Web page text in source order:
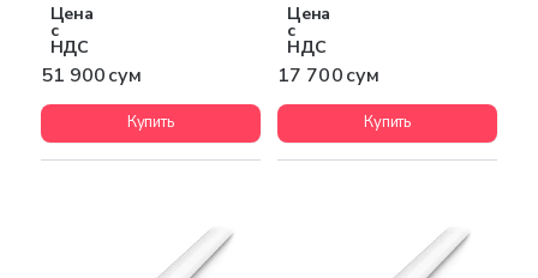
Цена
с
НДС
51 900 сум
Купить
Цена
с
НДС
17 700 сум
Купить